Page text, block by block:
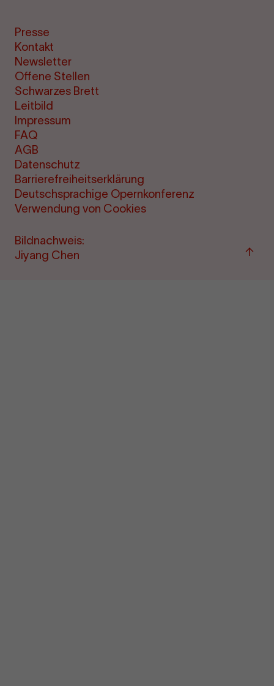
Presse
Kontakt
Newsletter
Offene Stellen
Schwarzes Brett
Leitbild
Impressum
FAQ
AGB
Datenschutz
Barrierefreiheitserklärung
Deutschsprachige Opernkonferenz
Verwendung von Cookies
Bildnachweis:
Jiyang Chen
Zum